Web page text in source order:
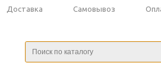
Доставка Самовывоз